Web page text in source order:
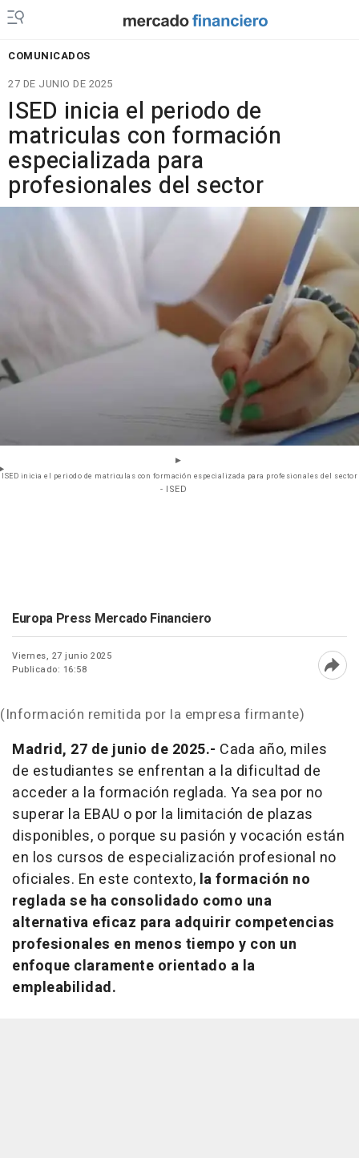
COMUNICADOS
27 DE JUNIO DE 2025
ISED inicia el periodo de
matriculas con formación
especializada para
profesionales del sector
ISED inicia el periodo de matriculas con formación especializada para profesionales del sector
- ISED
Europa Press Mercado Financiero
Viernes, 27 junio 2025
Publicado: 16:58
(Información remitida por la empresa firmante)
Madrid, 27 de junio de 2025.- Cada año, miles
de estudiantes se enfrentan a la dificultad de
acceder a la formación reglada. Ya sea por no
superar la EBAU o por la limitación de plazas
disponibles, o porque su pasión y vocación están
en los cursos de especialización profesional no
oficiales. En este contexto, la formación no
reglada se ha consolidado como una
alternativa eficaz para adquirir competencias
profesionales en menos tiempo y con un
enfoque claramente orientado a la
empleabilidad.